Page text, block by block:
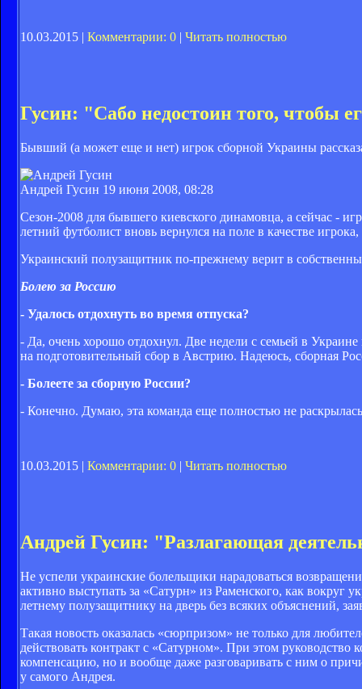
10.03.2015 | Комментарии: 0 | Читать полностью
Гусин: "Сабо недостоин того, чтобы
Бывший (а может еще и нет) игрок сборной Украины
Андрей Гусин 19 июня 2008, 08:28
Сезон-2008 для бывшего киевского динамовца, а сейчас -
летний футболист вновь вернулся на поле в качестве
Украинский полузащитник по-прежнему верит в
Болею за Россию
- Удалось отдохнуть во время отпуска?
- Да, очень хорошо отдохнул. Две недели с семьей в
на подготовительный сбор в Австрию. Надеюсь, сборная
- Болеете за сборную России?
- Конечно. Думаю, эта команда еще полностью не
10.03.2015 | Комментарии: 0 | Читать полностью
Андрей Гусин: "Разлагающая
Не успели украинские болельщики нарадоваться
активно выступать за «Сатурн» из Раменского, как вокруг
летнему полузащитнику на дверь без всяких объяснений,
Такая новость оказалась «сюрпризом» не только для
действовать контракт с «Сатурном». При этом
компенсацию, но и вообще даже разговаривать с ним о
у самого Андрея.